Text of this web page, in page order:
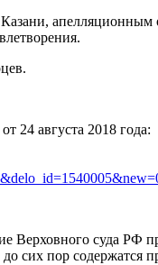
апелляционным
24 августа 2018 года:
суда РФ
сих пор содержатся